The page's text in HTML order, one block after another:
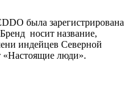
была зарегистрирована
носит название,
индейцев Северной
«Настоящие люди».